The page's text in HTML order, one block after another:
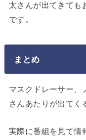
太さんが出てきても
です。
まとめ
マスクドレーサー、
さんあたりが出てく
実際に番組を見て情